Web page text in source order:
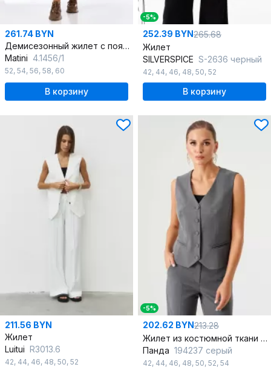
261.74 BYN
Демисезонный жилет с поясом и накладными карманами
Matini 4.1456/1
52, 54, 56, 58, 60
В корзину
-5%
252.39 BYN265.68
Жилет
SILVERSPICE S-2636 черный
42, 44, 46, 48, 50, 52
В корзину
211.56 BYN
Жилет
Luitui R3013.6
42, 44, 46, 48, 50, 52
-5%
202.62 BYN213.28
Жилет из костюмной ткани с V-образным вырезом
Панда 194237 серый
42, 44, 46, 48, 50, 52, 54